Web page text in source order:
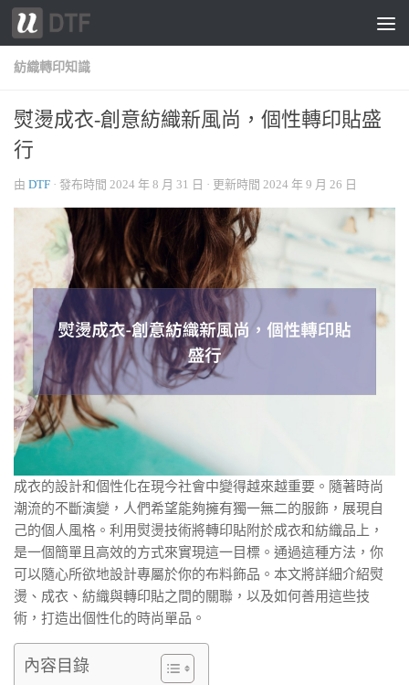
跳轉至內容
紡織轉印知識
熨燙成衣-創意紡織新風尚，個性轉印貼盛
行
由 DTF · 發布時間 2024 年 8 月 31 日 · 更新時間 2024 年 9 月 26 日
成衣的設計和個性化在現今社會中變得越來越重要。隨著時尚
潮流的不斷演變，人們希望能夠擁有獨一無二的服飾，展現自
己的個人風格。利用熨燙技術將轉印貼附於成衣和紡織品上，
是一個簡單且高效的方式來實現這一目標。通過這種方法，你
可以隨心所欲地設計專屬於你的布料飾品。本文將詳細介紹熨
燙、成衣、紡織與轉印貼之間的關聯，以及如何善用這些技
術，打造出個性化的時尚單品。
內容目錄